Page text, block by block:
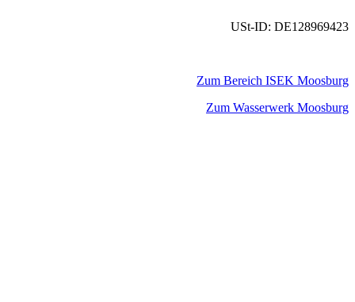
USt-ID: DE128969423
Zum Bereich ISEK Moosburg
Zum Wasserwerk Moosburg